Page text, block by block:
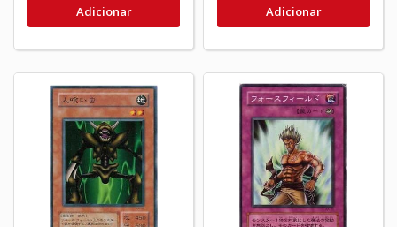
Adicionar Adicionar